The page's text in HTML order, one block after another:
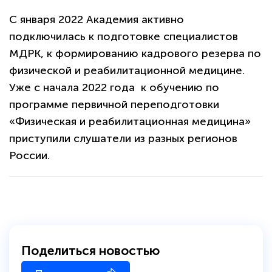
С января 2022 Академия активно
подключилась к подготовке специалистов
МДРК, к формированию кадрового резерва по
физической и реабилитационной медицине.
Уже с начала 2022 года к обучению по
программе первичной переподготовки
«Физическая и реабилитационная медицина»
приступили слушатели из разных регионов
России.
Поделиться новостью